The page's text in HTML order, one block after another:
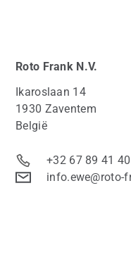
Roto Frank N.V.
Ikaroslaan 14
1930 Zaventem
België
+32 67 89 41 40
info.ewe@roto-